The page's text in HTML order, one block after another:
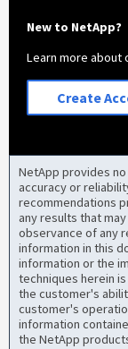
New to NetApp?
Learn more about
Create
NetApp provides
accuracy or
recommendations
any results that
observance of any
information in this
information or the
techniques herein
the customer's
customer's
information
the NetApp